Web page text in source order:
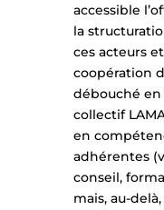
accessible
la
ces acteurs
coopération
débouché en
collectif
en
adhérentes
conseil,
mais, au-